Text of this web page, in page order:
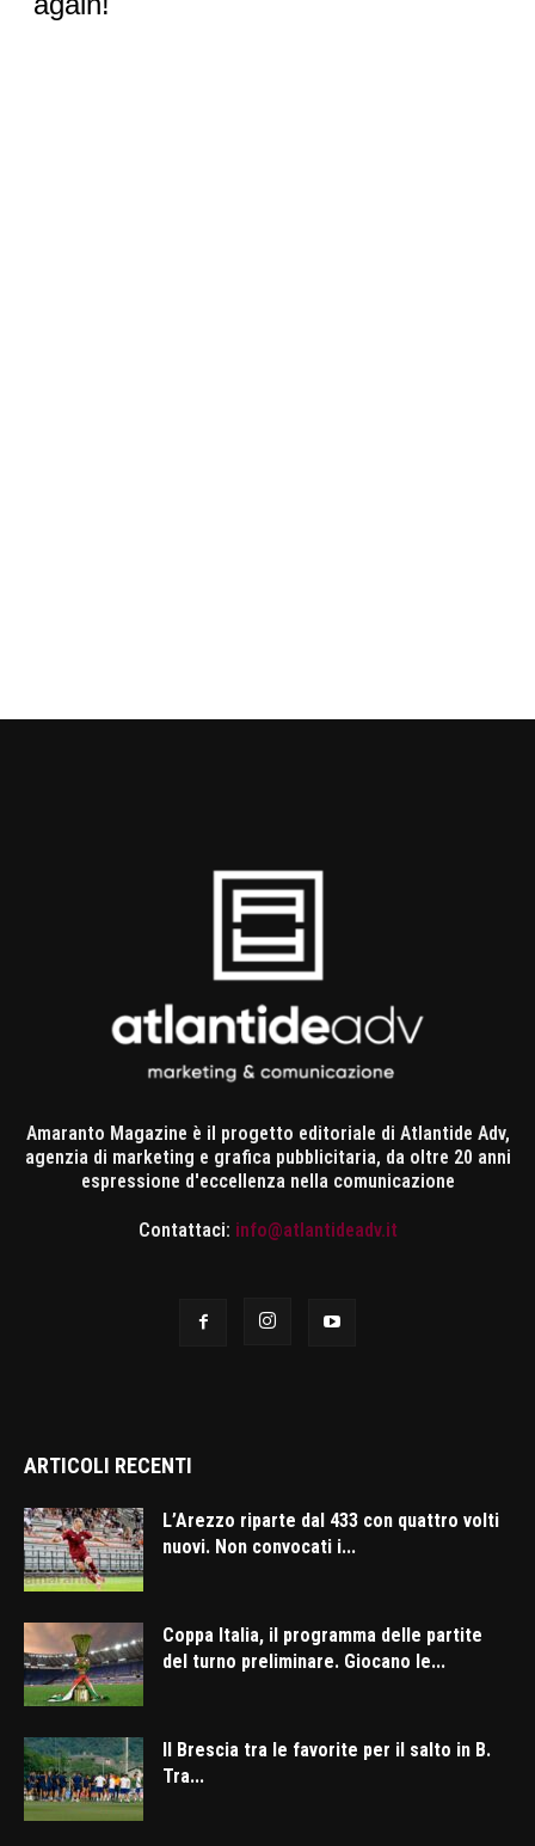
Amaranto Magazine è il progetto editoriale di Atlantide Adv,
agenzia di marketing e grafica pubblicitaria, da oltre 20 anni
espressione d'eccellenza nella comunicazione
Contattaci: info@atlantideadv.it
ARTICOLI RECENTI
L’Arezzo riparte dal 433 con quattro volti
nuovi. Non convocati i...
Coppa Italia, il programma delle partite
del turno preliminare. Giocano le...
Il Brescia tra le favorite per il salto in B.
Tra...